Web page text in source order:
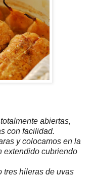
abiertas,
con facilidad.
y colocamos en la
extendido cubriendo
tres hileras de uvas